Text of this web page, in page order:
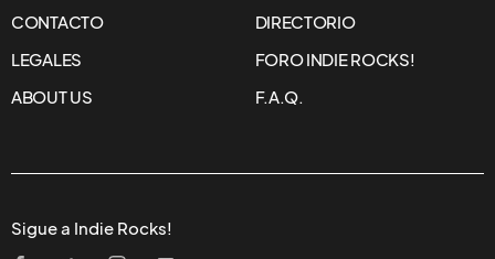
CONTACTO
DIRECTORIO
LEGALES
FORO INDIE ROCKS!
ABOUT US
F.A.Q.
Sigue a Indie Rocks!